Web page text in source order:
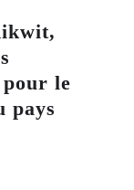
pour le
pays